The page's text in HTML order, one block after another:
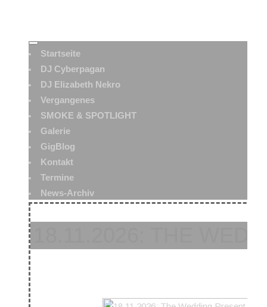
Startseite
DJ Cyberpagan
DJ Elizabeth Nekro
Vergangenes
SMOKE & SPOTLIGHT
Galerie
GigBlog
Kontakt
Termine
News-Archiv